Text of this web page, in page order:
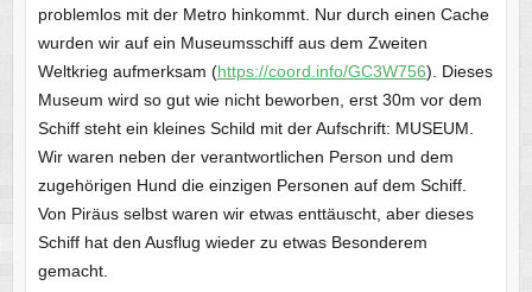
problemlos mit der Metro hinkommt. Nur durch einen Cache
wurden wir auf ein Museumsschiff aus dem Zweiten
Weltkrieg aufmerksam (https://coord.info/GC3W756). Dieses
Museum wird so gut wie nicht beworben, erst 30m vor dem
Schiff steht ein kleines Schild mit der Aufschrift: MUSEUM.
Wir waren neben der verantwortlichen Person und dem
zugehörigen Hund die einzigen Personen auf dem Schiff.
Von Piräus selbst waren wir etwas enttäuscht, aber dieses
Schiff hat den Ausflug wieder zu etwas Besonderem
gemacht.